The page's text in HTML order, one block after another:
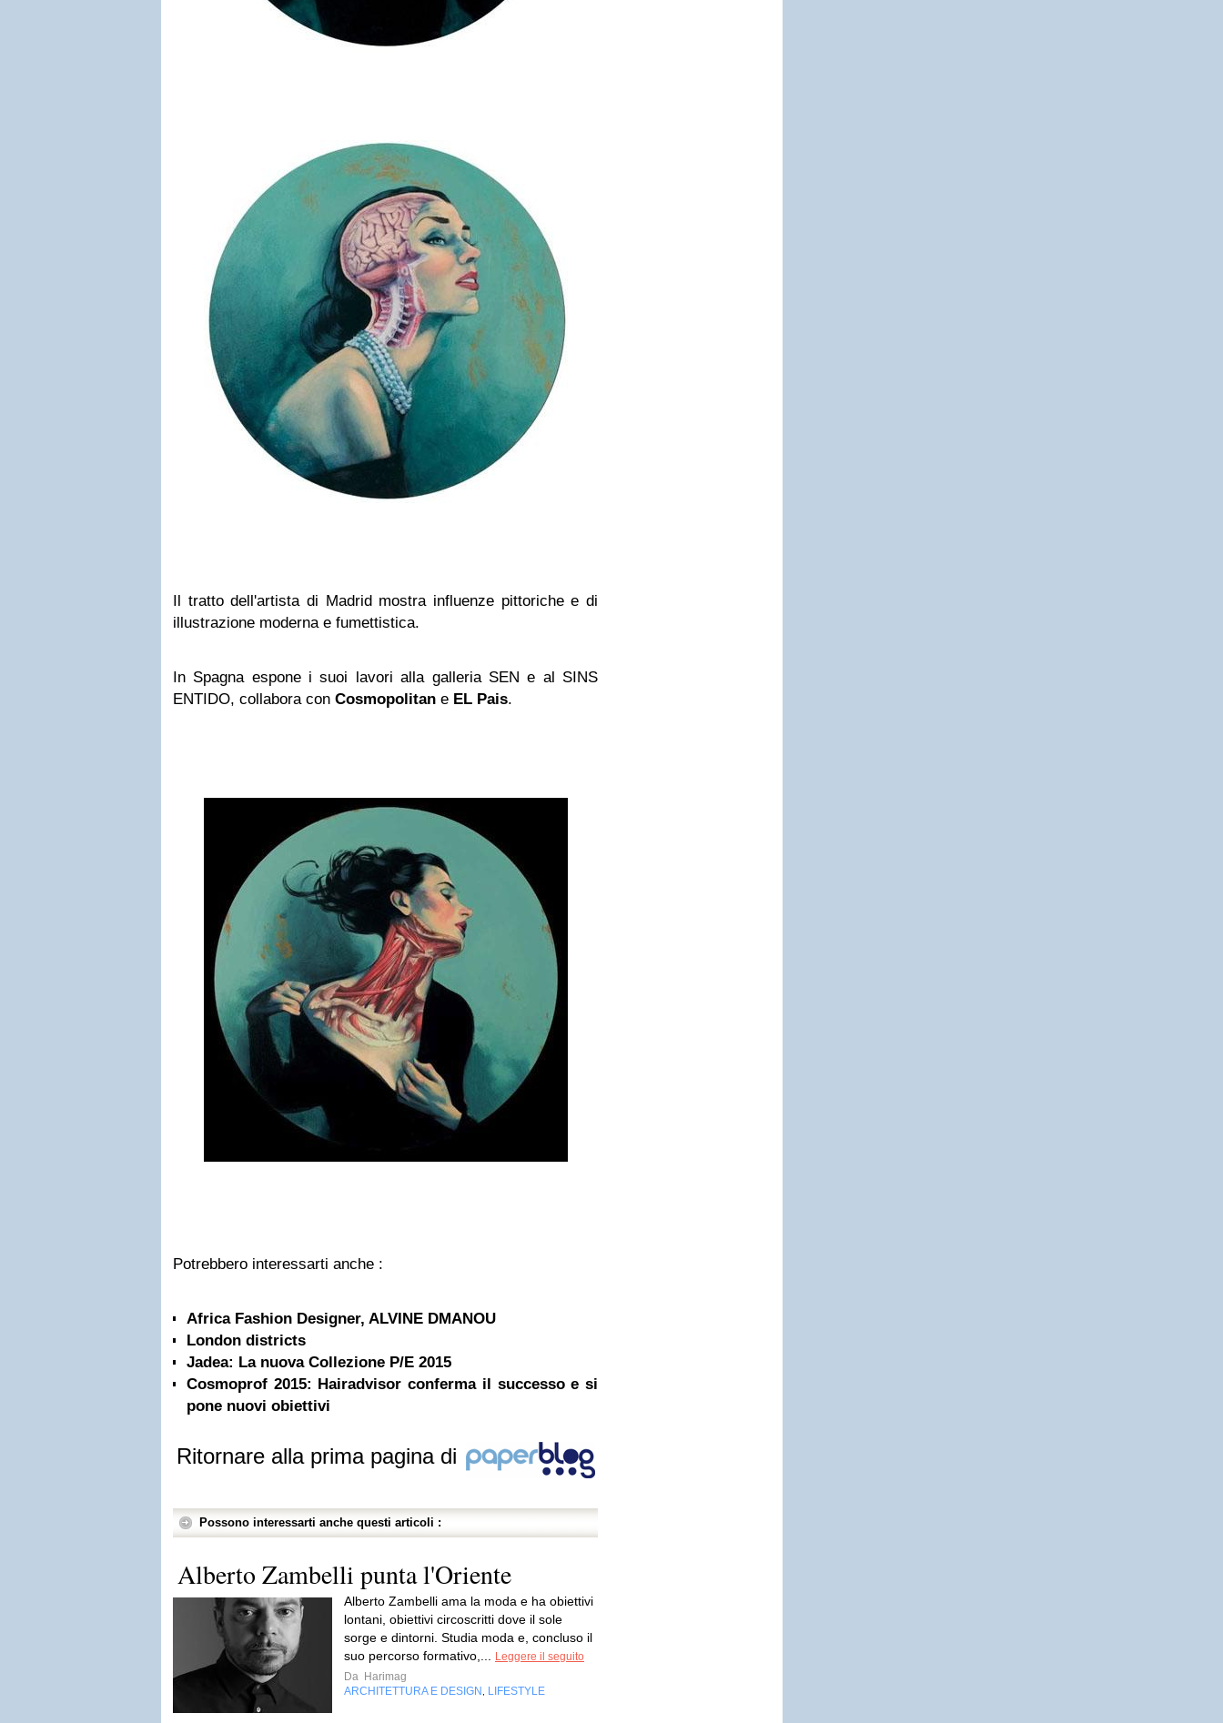
Il tratto dell'artista di Madrid mostra influenze pittoriche e di
illustrazione moderna e fumettistica.
In Spagna espone i suoi lavori alla galleria SEN e al SINS
ENTIDO, collabora con Cosmopolitan e EL Pais.
Potrebbero interessarti anche :
Africa Fashion Designer, ALVINE DMANOU
London districts
Jadea: La nuova Collezione P/E 2015
Cosmoprof 2015: Hairadvisor conferma il successo e si
pone nuovi obiettivi
Ritornare alla prima pagina di
Possono interessarti anche questi articoli :
Alberto Zambelli punta l'Oriente
Alberto Zambelli ama la moda e ha obiettivi
lontani, obiettivi circoscritti dove il sole
sorge e dintorni. Studia moda e, concluso il
suo percorso formativo,...
Leggere il seguito
Da Harimag
ARCHITETTURA E DESIGN
LIFESTYLE